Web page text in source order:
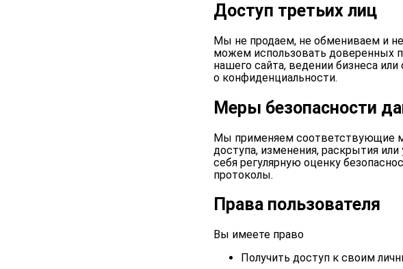
Доступ третьих лиц
Мы не продаем, не обмениваем и
можем использовать доверенных
нашего сайта, ведении бизнеса
о конфиденциальности.
Меры безопасности
Мы применяем соответствующие
доступа, изменения, раскрытия
себя регулярную оценку
протоколы.
Права пользователя
Вы имеете право
Получить доступ к своим